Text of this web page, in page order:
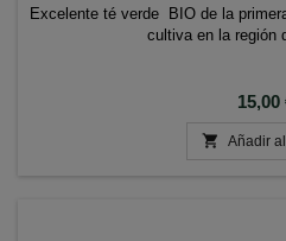
Excelente té verde BIO de la
cultiva en la región
Precio
15,00
 Añadir